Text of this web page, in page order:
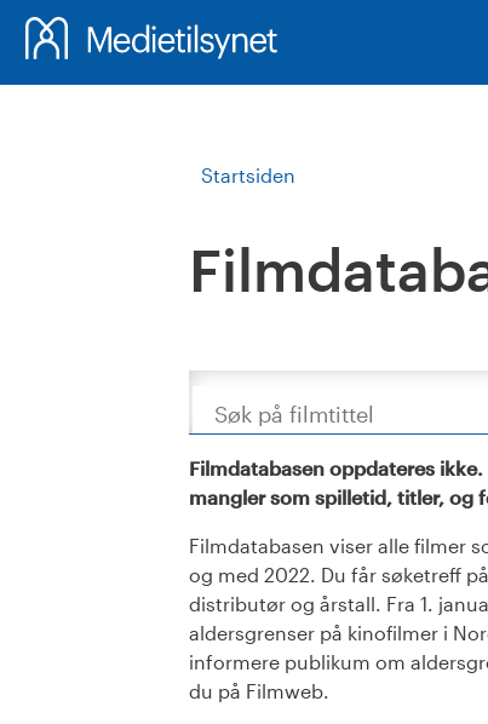
Startsiden
Søk
Filmdatabasen oppdateres
mangler som spilletid, titler, og
Filmdatabasen viser alle filmer
og med 2022. Du får søketreff
distributør og årstall. Fra 1.
aldersgrenser på kinofilmer i
informere publikum om
du på Filmweb.